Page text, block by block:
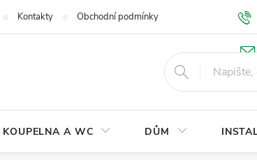
Kontakty Obchodní podmínky Podmínky
KOUPELNA A WC DŮM